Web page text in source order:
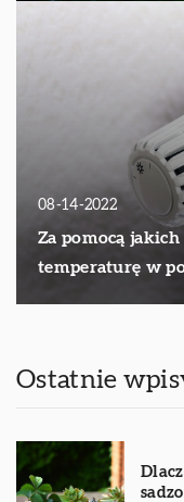
08-14-2022
Za pomocą
temperaturę w
Ostatnie